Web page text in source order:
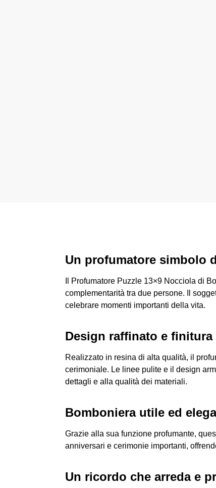
Un profumatore simbolo
Il Profumatore Puzzle 13×9 Nocciola di
complementarità tra due persone. Il
celebrare momenti importanti della vita.
Design raffinato e
Realizzato in resina di alta qualità, il
cerimoniale. Le linee pulite e il design
dettagli e alla qualità dei materiali.
Bomboniera utile ed
Grazie alla sua funzione profumante,
anniversari e cerimonie importanti,
Un ricordo che arreda e